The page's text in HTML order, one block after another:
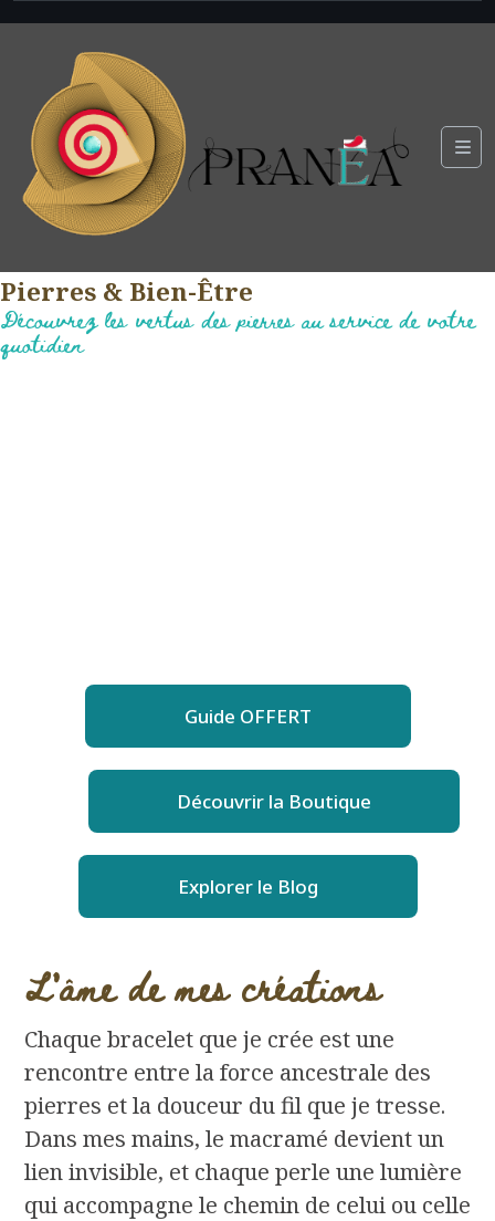
Pierres & Bien-Être
Découvrez les vertus des pierres au service de votre
quotidien
Guide OFFERT
Découvrir la Boutique
Explorer le Blog
L'âme de mes créations
Chaque bracelet que je crée est une
rencontre entre la force ancestrale des
pierres et la douceur du fil que je tresse.
Dans mes mains, le macramé devient un
lien invisible, et chaque perle une lumière
qui accompagne le chemin de celui ou celle